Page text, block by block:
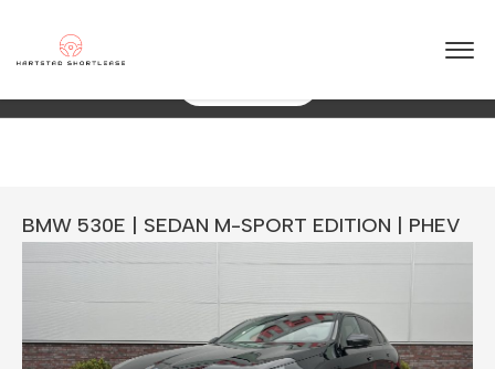
10+ jaar ervaring in shortlease – Betrouwbaar & flexibel!
BMW 530E | SEDAN M-SPORT EDITION | PHEV